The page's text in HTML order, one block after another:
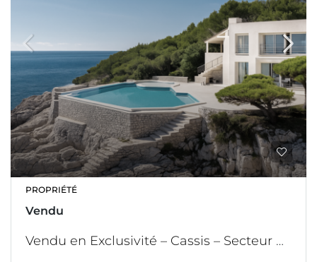
PROPRIÉTÉ
Vendu
Vendu en Exclusivité – Cassis – Secteur Presqu’ile – Propriété Pieds dans l’eau – Accès privé à la mer – Villa avec possibilité d’agrandissement